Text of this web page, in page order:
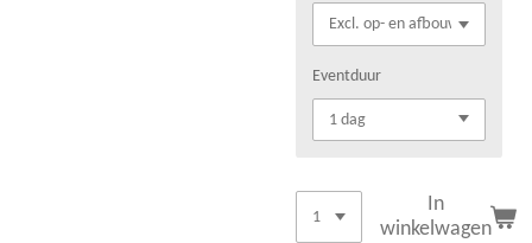
Eventduur
In
winkelwagen